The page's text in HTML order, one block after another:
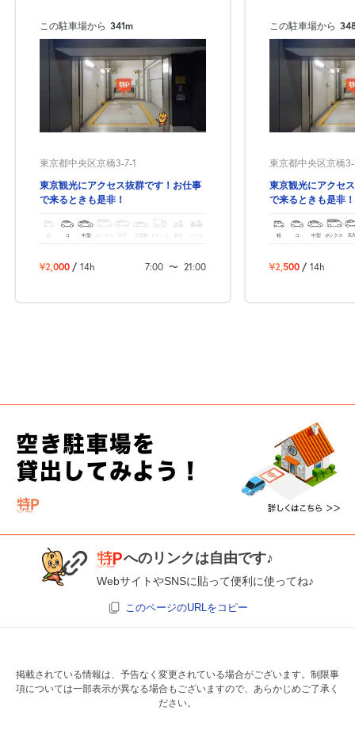
この駐車場から 341m
東京都中央区京橋3-7-1
東京観光にアクセス抜群です！お仕事
で来るときも是非！
軽 コ 中型 ボックス SUV 大型車 トラック バイク
¥2,000 / 14h 7:00 〜 21:00
この駐車場から
東京都中央区京橋3-
東京観光にアクセ
で来るときも是非！
軽 コ 中型 ボックス
¥2,500 / 14h
へのリンクは自由です♪
WebサイトやSNSに貼って便利に使ってね♪
このページのURLをコピー
掲載されている情報は、予告なく変更されている場合がございます。制限事
項については一部表示が異なる場合もございますので、あらかじめご了承く
ださい。